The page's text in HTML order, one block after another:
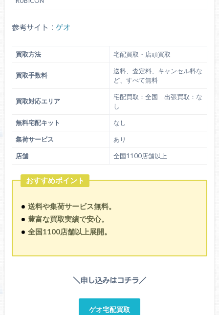
参考サイト： ゲオ
買取方法 宅配買取・店頭買取
買取手数料
送料、査定料、キャンセル料な
ど、すべて無料
買取対応エリア
宅配買取：全国 出張買取：な
し
無料宅配キット なし
集荷サービス あり
店舗 全国1100店舗以上
おすすめポイント
送料や集荷サービス無料。
豊富な買取実績で安心。
全国1100店舗以上展開。
＼申し込みはコチラ／
ゲオ宅配買取